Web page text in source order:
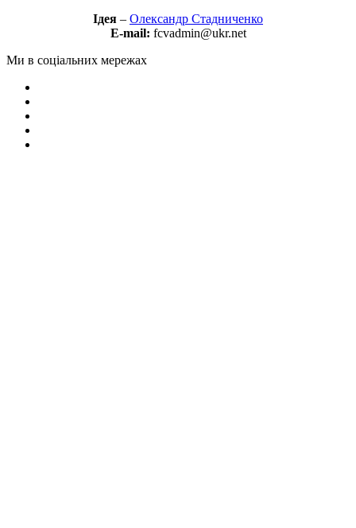
Ідея – Олександр Стадниченко
E-mail: fcvadmin@ukr.net
Ми в соціальних мережах